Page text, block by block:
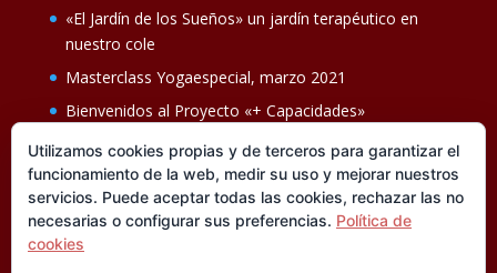
«El Jardín de los Sueños» un jardín terapéutico en
nuestro cole
Masterclass Yogaespecial, marzo 2021
Bienvenidos al Proyecto «+ Capacidades»
Fiesta de fin de curso Los oficios 14 de junio
Ganadores del II Programa educativo Cuídate +
Utilizamos cookies propias y de terceros para garantizar el
funcionamiento de la web, medir su uso y mejorar nuestros
servicios. Puede aceptar todas las cookies, rechazar las no
necesarias o configurar sus preferencias. Política de
cookies